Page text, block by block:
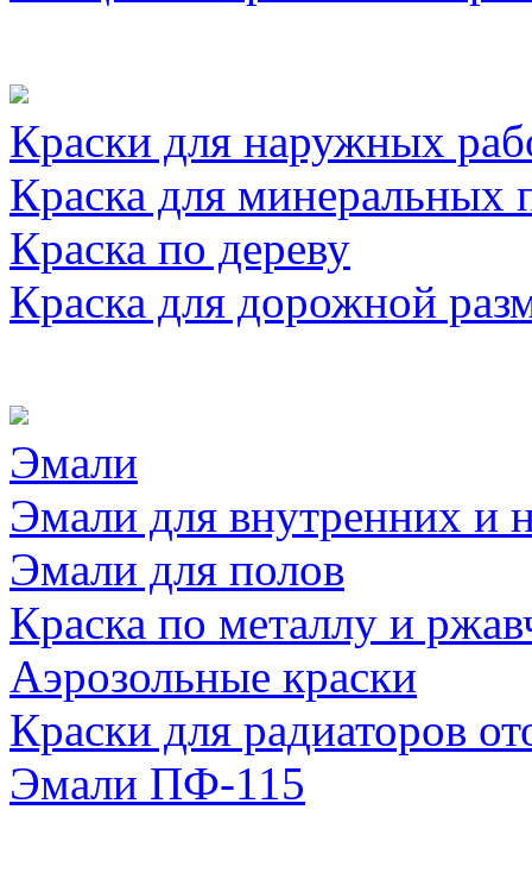
Краски для наружных
Краска для минеральных
Краска по дереву
Краска для дорожной
Эмали
Эмали для внутренних и
Эмали для полов
Краска по металлу и
Аэрозольные краски
Краски для радиаторов
Эмали ПФ-115